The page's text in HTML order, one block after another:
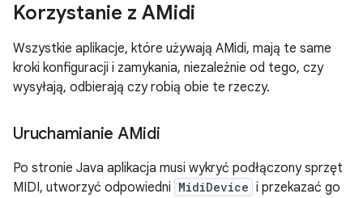
Korzystanie z AMidi
Wszystkie aplikacje, które używają AMidi, mają te same
kroki konfiguracji i zamykania, niezależnie od tego, czy
wysyłają, odbierają czy robią obie te rzeczy.
Uruchamianie AMidi
Po stronie Java aplikacja musi wykryć podłączony sprzęt
MIDI, utworzyć odpowiedni MidiDevice i przekazać go